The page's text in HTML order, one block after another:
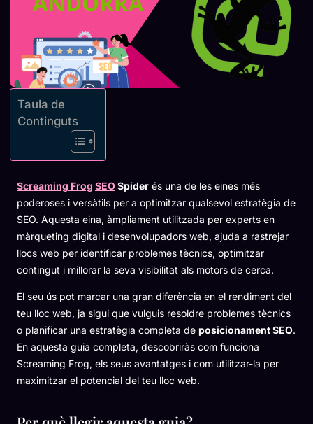
Taula de
Continguts
Screaming Frog SEO Spider és una de les eines més
poderoses i versàtils per a optimitzar qualsevol estratègia de
SEO. Aquesta eina, àmpliament utilitzada per experts en
màrqueting digital i desenvolupadors web, ajuda a rastrejar
llocs web per identificar problemes tècnics, optimitzar
contingut i millorar la seva visibilitat als motors de cerca.
El seu ús pot marcar una gran diferència en el rendiment del
teu lloc web, ja sigui que vulguis resoldre problemes tècnics
o planificar una estratègia completa de posicionament SEO.
En aquesta guia completa, descobriràs com funciona
Screaming Frog, els seus avantatges i com utilitzar-la per
maximitzar el potencial del teu lloc web.